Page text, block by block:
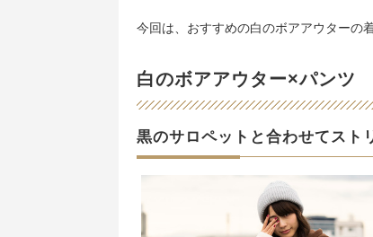
今回は、おすすめの白のボアアウターの
白のボアアウター×パンツ
黒のサロペットと合わせてスト